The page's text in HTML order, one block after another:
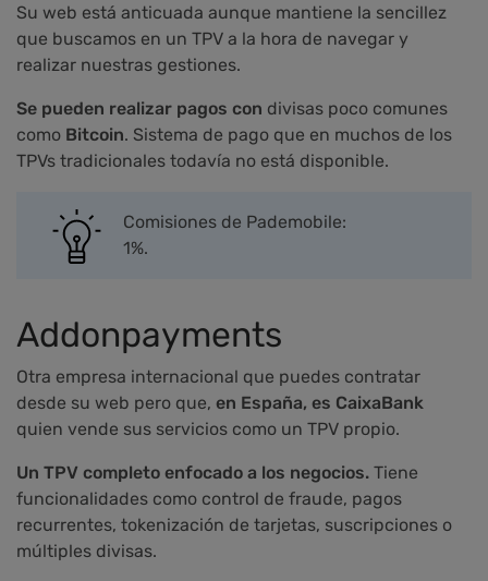
Su web está anticuada aunque mantiene la sencillez
que buscamos en un TPV a la hora de navegar y
realizar nuestras gestiones.
Se pueden realizar pagos con divisas poco comunes
como Bitcoin. Sistema de pago que en muchos de los
TPVs tradicionales todavía no está disponible.
Comisiones de Pademobile:
1%.
Addonpayments
Otra empresa internacional que puedes contratar
desde su web pero que, en España, es CaixaBank
quien vende sus servicios como un TPV propio.
Un TPV completo enfocado a los negocios. Tiene
funcionalidades como control de fraude, pagos
recurrentes, tokenización de tarjetas, suscripciones o
múltiples divisas.